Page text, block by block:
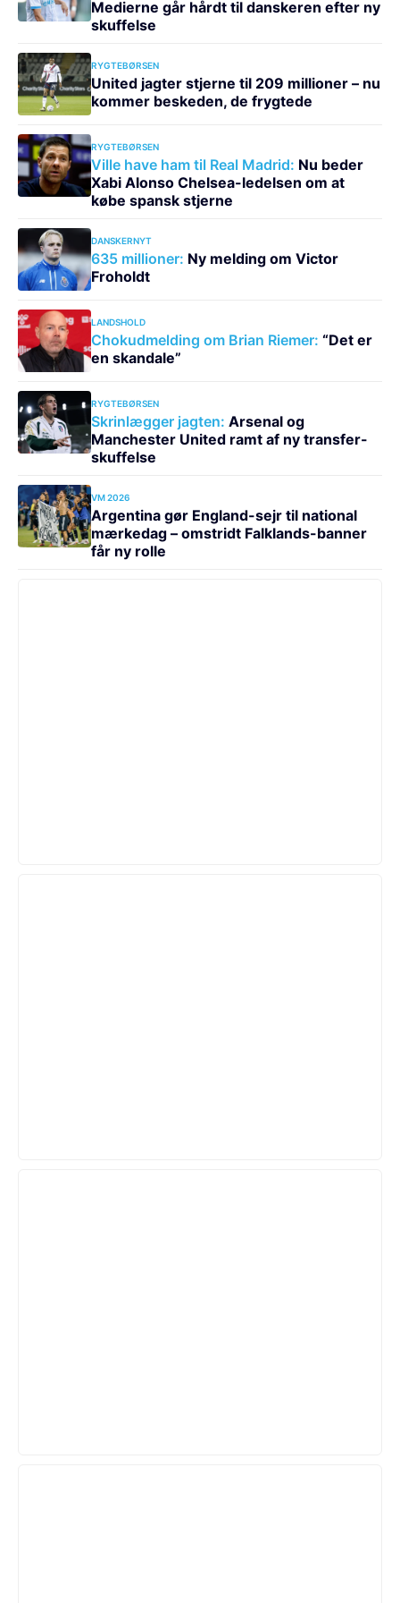
Medierne går hårdt til danskeren efter ny
skuffelse
RYGTEBØRSEN
United jagter stjerne til 209 millioner – nu
kommer beskeden, de frygtede
RYGTEBØRSEN
Ville have ham til Real Madrid: Nu beder
Xabi Alonso Chelsea-ledelsen om at
købe spansk stjerne
DANSKERNYT
635 millioner: Ny melding om Victor
Froholdt
LANDSHOLD
Chokudmelding om Brian Riemer: “Det er
en skandale”
RYGTEBØRSEN
Skrinlægger jagten: Arsenal og
Manchester United ramt af ny transfer-
skuffelse
VM 2026
Argentina gør England-sejr til national
mærkedag – omstridt Falklands-banner
får ny rolle